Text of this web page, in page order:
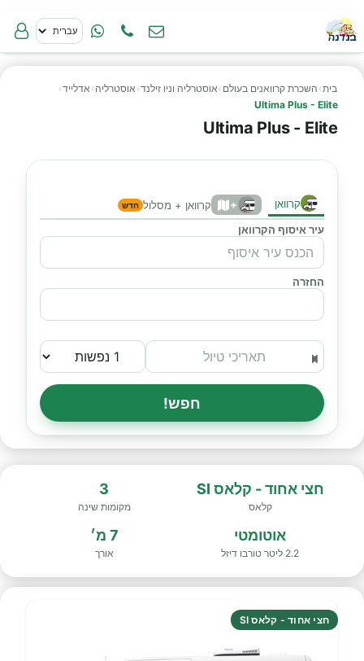
בית› השכרת קרוואנים בעולם › אוסטרליה וניו זילנד› אוסטרליה › אדלייד›
Ultima Plus - Elite
Ultima Plus - Elite
קרוואן + קרוואן + מסלול חדש
עיר איסוף הקרוואן
החזרה
חפש!
חצי אחוד - קלאס SI
קלאס
3
מקומות שינה
אוטומטי
2.2 ליטר טורבו דיזל
7 מ׳
אורך
חצי אחוד - קלאס SI